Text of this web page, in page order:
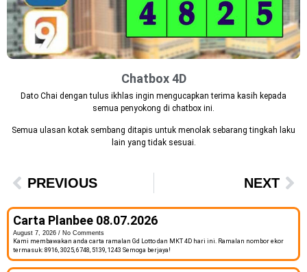
Chatbox 4D
Dato Chai dengan tulus ikhlas ingin mengucapkan terima kasih kepada
semua penyokong di chatbox ini.
Semua ulasan kotak sembang ditapis untuk menolak sebarang tingkah laku
lain yang tidak sesuai.
PREVIOUS NEXT
Carta Planbee 08.07.2026
August 7, 2026
No Comments
Kami membawakan anda carta ramalan Gd Lotto dan MKT 4D hari ini. Ramalan nombor ekor
termasuk: 8916, 3025, 6748, 5139, 1243 Semoga berjaya!